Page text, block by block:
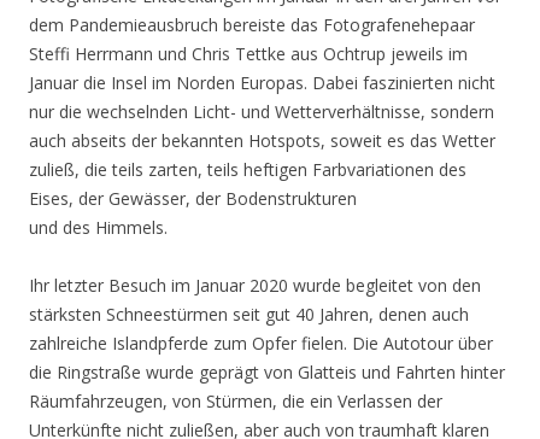
dem Pandemieausbruch bereiste das Fotografenehepaar
Steffi Herrmann und Chris Tettke aus Ochtrup jeweils im
Januar die Insel im Norden Europas. Dabei faszinierten nicht
nur die wechselnden Licht- und Wetterverhältnisse, sondern
auch abseits der bekannten Hotspots, soweit es das Wetter
zuließ, die teils zarten, teils heftigen Farbvariationen des
Eises, der Gewässer, der Bodenstrukturen
und des Himmels.
Ihr letzter Besuch im Januar 2020 wurde begleitet von den
stärksten Schneestürmen seit gut 40 Jahren, denen auch
zahlreiche Islandpferde zum Opfer fielen. Die Autotour über
die Ringstraße wurde geprägt von Glatteis und Fahrten hinter
Räumfahrzeugen, von Stürmen, die ein Verlassen der
Unterkünfte nicht zuließen, aber auch von traumhaft klaren